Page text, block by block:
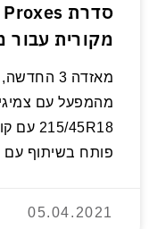
מקורית עבור
פותח בשיתוף עם
05.04.2021